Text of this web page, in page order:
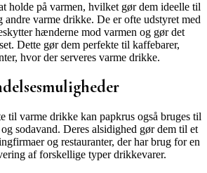
holde på varmen, hvilket gør dem ideelle til
andre varme drikke. De er ofte udstyret med
hænderne mod varmen og gør det
Dette gør dem perfekte til kaffebarer,
hvor der serveres varme drikke.
til varme drikke kan papkrus også bruges til
sodavand. Deres alsidighed gør dem til et
og restauranter, der har brug for en
af forskellige typer drikkevarer.